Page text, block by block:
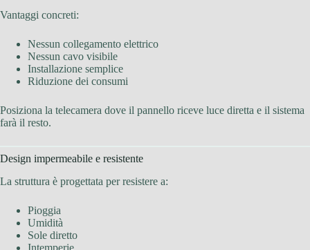
Vantaggi concreti:
Nessun collegamento elettrico
Nessun cavo visibile
Installazione semplice
Riduzione dei consumi
Posiziona la telecamera dove il pannello riceve luce diretta e il sistema
farà il resto.
Design impermeabile e resistente
La struttura è progettata per resistere a:
Pioggia
Umidità
Sole diretto
Intemperie